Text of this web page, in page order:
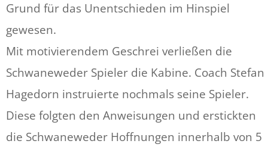
Grund für das Unentschieden im Hinspiel
gewesen.
Mit motivierendem Geschrei verließen die
Schwaneweder Spieler die Kabine. Coach Stefan
Hagedorn instruierte nochmals seine Spieler.
Diese folgten den Anweisungen und erstickten
die Schwaneweder Hoffnungen innerhalb von 5